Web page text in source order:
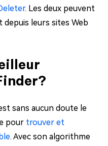
. Les deux peuvent
leurs sites Web
sans aucun doute le
pour trouver et
. Avec son algorithme